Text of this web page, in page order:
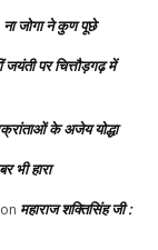
जोगा ने कुण पूछे
जयंती पर चित्तौड़गढ़ में
के अजेय योद्धा
भी हारा
on महाराज शक्तिसिंह जी :